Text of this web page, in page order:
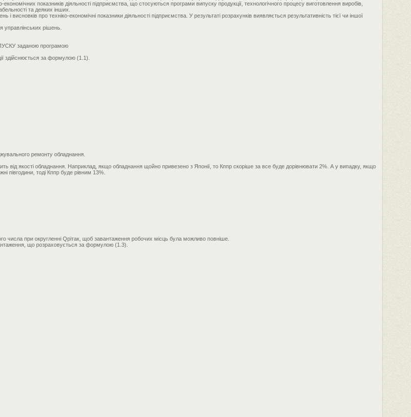
економічних показників діяльності підприємства, що стосуються програми випуску продукції, технологічного процесу виготовлення виробів,
та деяких інших.
висновків про техніко-економічні показники діяльності підприємства. У результаті розрахунків виявляється результативність тієї чи іншої
рішень.
заданою програмою
здійснюється за формулою (1.1).
ремонту обладнання.
від якості обладнання. Наприклад, якщо обладнання щойно привезено з Японії, то Кппр скоріше за все буде дорівнювати 2%. А у випадку, якщо
півгодини, тоді Кппр буде рівним 13%.
числа при округленні Qpiтак, щоб завантаження робочих місць була можливо повніше.
що розраховується за формулою (1.3).